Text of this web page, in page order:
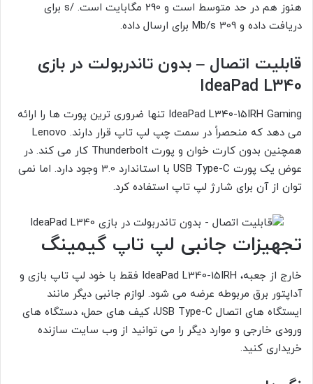
هنوز هم در حد متوسط است و 290 مگابایت است. /s برای
دریافت داده و 309 Mb/s برای ارسال داده.
قابلیت اتصال – بدون تاندربولت در بازی
IdeaPad L340
IdeaPad L340-15IRH Gaming تنها ضروری ترین پورت ها را ارائه
می دهد که منحصراً در سمت چپ لپ تاپ قرار دارند. Lenovo
همچنین بدون کارت خوان و پورت Thunderbolt کار می کند. در
عوض یک پورت USB Type-C با استاندارد 3.0 وجود دارد. اما نمی
توان از آن برای شارژ لپ تاپ استفاده کرد.
تجهیزات جانبی لپ تاپ گیمینگ
خارج از جعبه، IdeaPad L340-15IRH فقط با خود لپ تاپ بازی و
آداپتور برق مربوطه عرضه می شود. لوازم جانبی دیگر مانند
ایستگاه های اتصال USB Type-C، کیف های حمل، دستگاه های
ورودی خارجی و موارد دیگر را می توانید از وب سایت سازنده
خریداری کنید.